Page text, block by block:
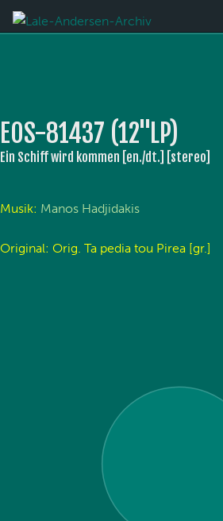
EOS-81437 (12''LP)
Ein Schiff wird kommen [en./dt.] [stereo]
Musik: Manos Hadjidakis
Original: Orig. Ta pedia tou Pirea [gr.]